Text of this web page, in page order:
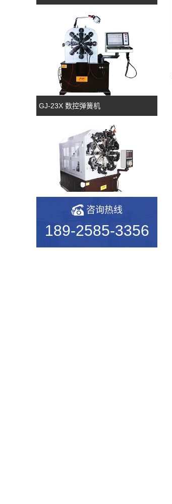
GJ-23X 数控弹簧机
GJ-50TR 凸轮转线机
咨询热线
189-2585-3356